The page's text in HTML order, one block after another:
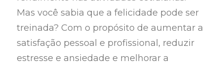
Mas você sabia que a felicidade pode ser
treinada? Com o propósito de aumentar a
satisfação pessoal e profissional, reduzir
estresse e ansiedade e melhorar a